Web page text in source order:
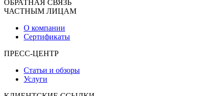
ОБРАТНАЯ СВЯЗЬ
ЧАСТНЫМ ЛИЦАМ
О компании
Сертификаты
ПРЕСС-ЦЕНТР
Статьи и обзоры
Услуги